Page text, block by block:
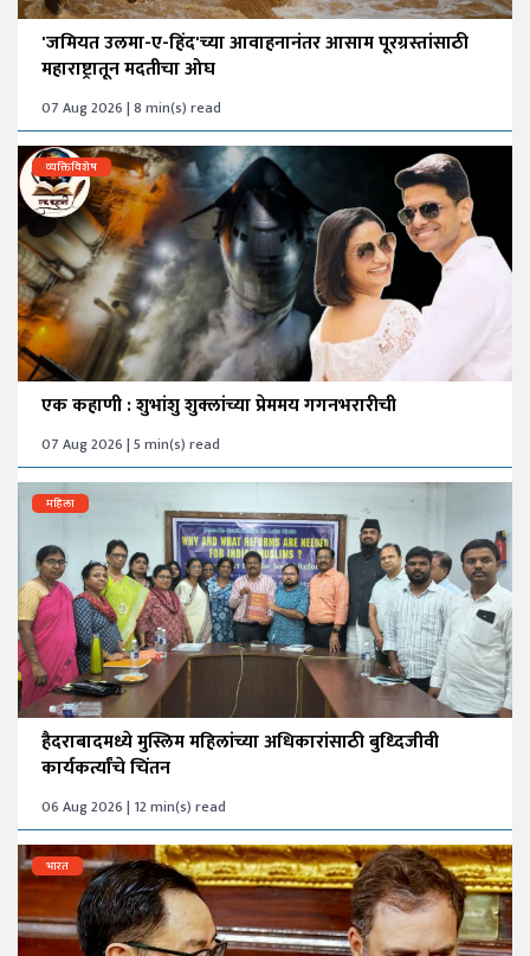
'जमियत उलमा-ए-हिंद'च्या आवाहनानंतर आसाम पूरग्रस्तांसाठी
महाराष्ट्रातून मदतीचा ओघ
07 Aug 2026 | 8 min(s) read
व्यक्तिविशेष
एक कहाणी : शुभांशु शुक्लांच्या प्रेममय गगनभरारीची
07 Aug 2026 | 5 min(s) read
महिला
हैदराबादमध्ये मुस्लिम महिलांच्या अधिकारांसाठी बुध्दिजीवी
कार्यकर्त्यांचे चिंतन
06 Aug 2026 | 12 min(s) read
भारत